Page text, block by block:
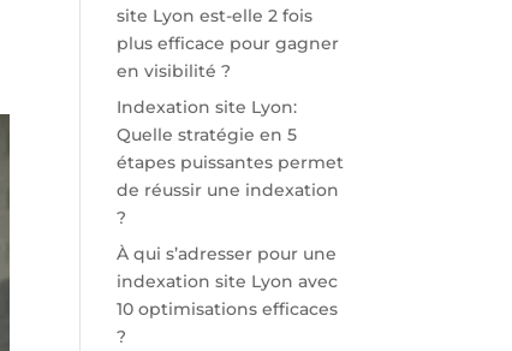
site Lyon est-elle 2 fois
plus efficace pour gagner
en visibilité ?
Indexation site Lyon:
Quelle stratégie en 5
étapes puissantes permet
de réussir une indexation
?
À qui s’adresser pour une
indexation site Lyon avec
10 optimisations efficaces
?